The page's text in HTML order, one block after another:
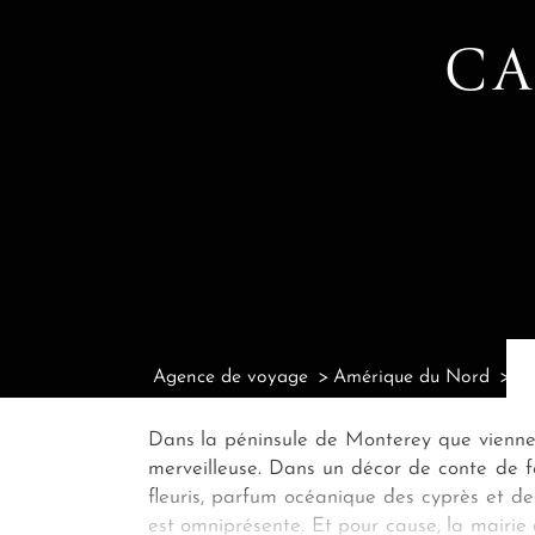
Agence de voyage Amérique du Nord
Dans la péninsule de Monterey que
merveilleuse. Dans un décor de conte de
fleuris, parfum océanique des cyprès et
est omniprésente. Et pour cause, la